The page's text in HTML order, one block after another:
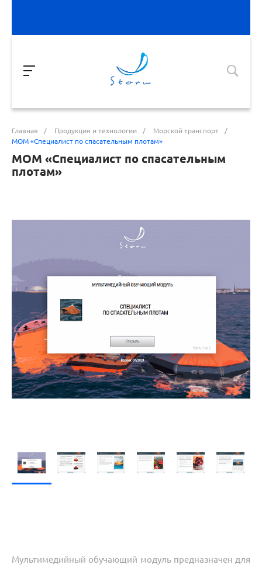
Главная / Продукция и технологии / Морской транспорт
/
МОМ «Специалист по спасательным плотам»
МОМ «Специалист по спасательным
плотам»
Мультимедийный обучающий модуль предназначен для